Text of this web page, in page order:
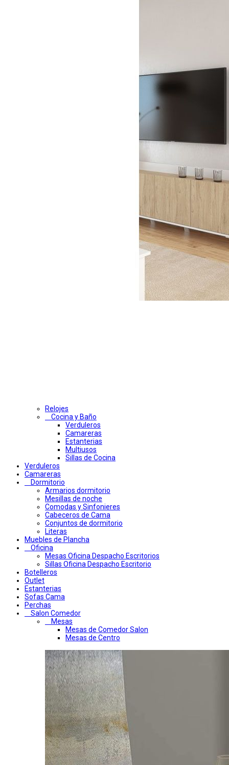
Relojes
Cocina y Baño
Verduleros
Camareras
Estanterias
Multiusos
Sillas de Cocina
Verduleros
Camareras
Dormitorio
Armarios dormitorio
Mesillas de noche
Comodas y Sinfonieres
Cabeceros de Cama
Conjuntos de dormitorio
Literas
Muebles de Plancha
Oficina
Mesas Oficina Despacho Escritorios
Sillas Oficina Despacho Escritorio
Botelleros
Outlet
Estanterias
Sofas Cama
Perchas
Salon Comedor
Mesas
Mesas de Comedor Salon
Mesas de Centro